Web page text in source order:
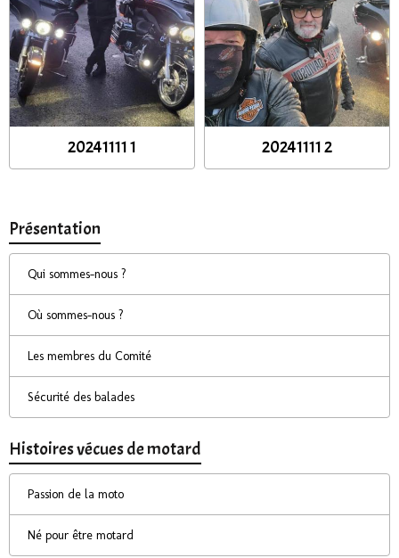
20241111 1 20241111 2
Présentation
Qui sommes-nous ?
Où sommes-nous ?
Les membres du Comité
Sécurité des balades
Histoires vécues de motard
Passion de la moto
Né pour être motard